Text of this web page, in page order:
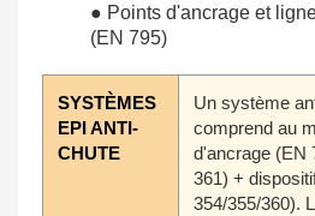
● Points d'ancrage et
(EN 795)
SYSTÈMES
EPI ANTI-
CHUTE
Un système
comprend au
d'ancrage (EN
361) +
354/355/360).